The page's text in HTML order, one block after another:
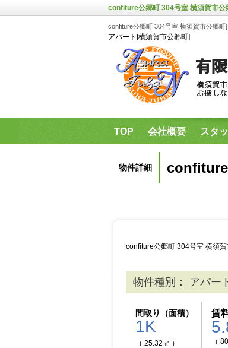
confiture公郷町 304号室 横須賀市公
confiture公郷町 304号室 横須賀市公郷町
アパート[横須賀市公郷町]
TOP 会社概要 スタ
物件詳細 confiture
confiture公郷町 304号室 横須賀
物件種別： アパー
間取り（面積）
1K
（ 25.32㎡ ）
賃
（